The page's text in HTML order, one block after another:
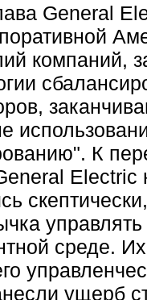
General
компаний,
К
Electric
среде.
ущерб